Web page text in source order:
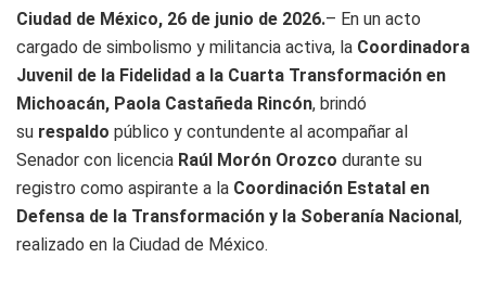
Ciudad de México, 26 de junio de 2026.– En un acto
cargado de simbolismo y militancia activa, la Coordinadora
Juvenil de la Fidelidad a la Cuarta Transformación en
Michoacán, Paola Castañeda Rincón, brindó
su respaldo público y contundente al acompañar al
Senador con licencia Raúl Morón Orozco durante su
registro como aspirante a la Coordinación Estatal en
Defensa de la Transformación y la Soberanía Nacional,
realizado en la Ciudad de México.